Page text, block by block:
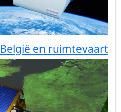
en ruimtevaart